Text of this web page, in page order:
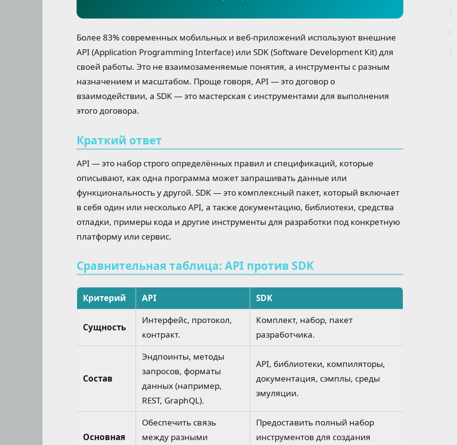
Более 83% современных мобильных и веб-приложений используют внешние
API (Application Programming Interface) или SDK (Software Development Kit) для
своей работы. Это не взаимозаменяемые понятия, а инструменты с разным
назначением и масштабом. Проще говоря, API — это договор о
взаимодействии, а SDK — это мастерская с инструментами для выполнения
этого договора.
Краткий ответ
API — это набор строго определённых правил и спецификаций, которые
описывают, как одна программа может запрашивать данные или
функциональность у другой. SDK — это комплексный пакет, который включает
в себя один или несколько API, а также документацию, библиотеки, средства
отладки, примеры кода и другие инструменты для разработки под конкретную
платформу или сервис.
Сравнительная таблица: API против SDK
Критерий API SDK
Сущность
Интерфейс, протокол,
контракт.
Комплект, набор, пакет
разработчика.
Состав
Эндпоинты, методы
запросов, форматы
данных (например,
REST, GraphQL).
API, библиотеки, компиляторы,
документация, сэмплы, среды
эмуляции.
Основная
Обеспечить связь
между разными
Предоставить полный набор
инструментов для создания